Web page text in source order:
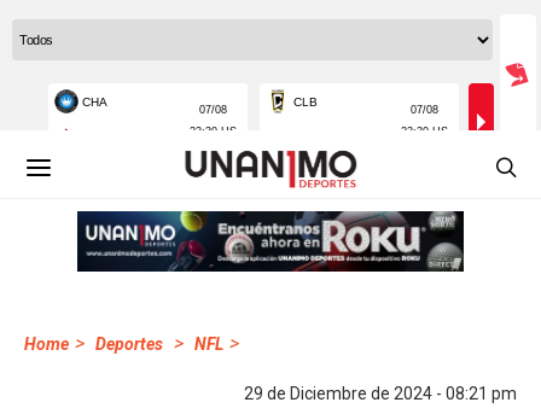
Home > Deportes > NFL >
29 de Diciembre de 2024 - 08:21 pm